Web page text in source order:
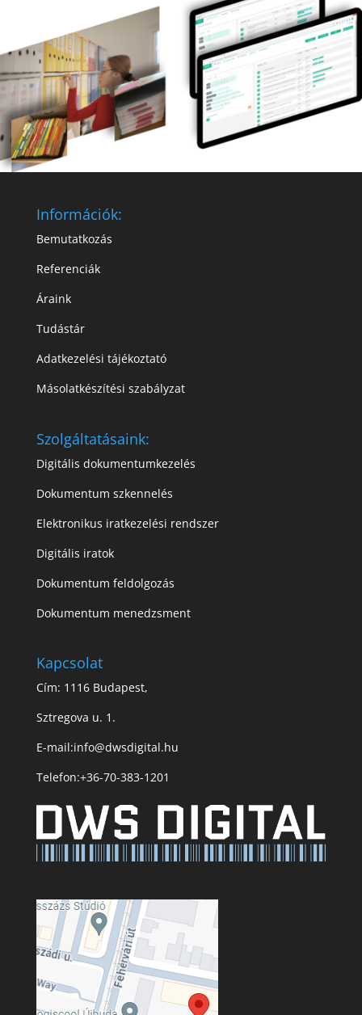
Információk:
Bemutatkozás
Referenciák
Áraink
Tudástár
Adatkezelési tájékoztató
Másolatkészítési szabályzat
Szolgáltatásaink:
Digitális dokumentumkezelés
Dokumentum szkennelés
Elektronikus iratkezelési rendszer
Digitális iratok
Dokumentum feldolgozás
Dokumentum menedzsment
Kapcsolat
Cím: 1116 Budapest,
Sztregova u. 1.
E-mail:info@dwsdigital.hu
Telefon:+36-70-383-1201